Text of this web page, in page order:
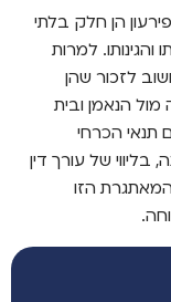
הן חלק בלתי
למרות
לזכור שהן
הנאמן ובית
תנאי הכרחי
של עורך דין
הזו